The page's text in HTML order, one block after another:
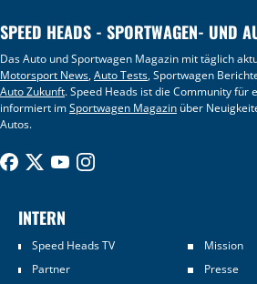
SPEED HEADS - SPORTWAGEN- UND
Das Auto und Sportwagen Magazin mit täglich
Motorsport News,Auto Tests, Sportwagen
Auto Zukunft. Speed Heads ist die Community für
informiert imSportwagen Magazin über
Autos.
INTERN
Speed Heads TV
Mission
Partner
Presse